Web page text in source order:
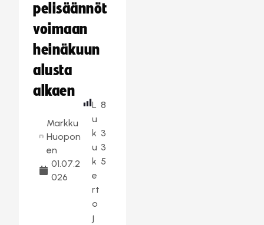
pelisäännöt
voimaan
heinäkuun
alusta
alkaen
Markku
Huopon
en
01.07.2
026
L
u
k
u
k
e
rt
o
j
8
3
3
5